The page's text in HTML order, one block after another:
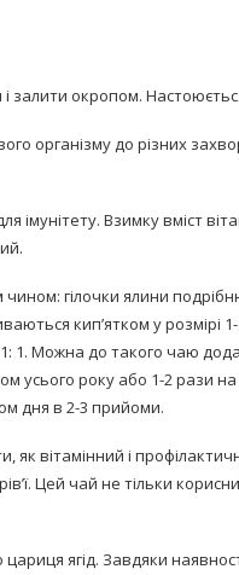
залити окропом.
організму до різних
імунітету. Взимку вміст
гілочки ялини
кип’ятком у
Можна до такого чаю
усього року або 1-2 рази
дня в 2-3 прийоми.
вітамінний і
Цей чай не тільки
ягід. Завдяки